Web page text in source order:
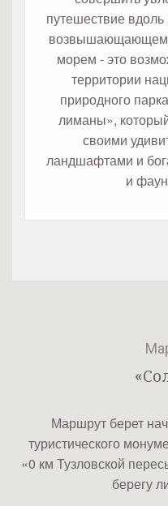
путешествие
морем - это
территории
природного
лиманы»,
своими
ландшафтами и
и
Маршрут берет
туристического
«0 км Тузловской
берегу